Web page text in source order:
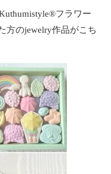
®️フラワー
方のjewelry作品がこち